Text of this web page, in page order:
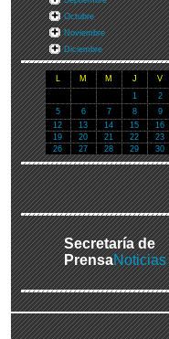
Octubre
Noviembre
Diciembre
L M M J V
1
2
5
6 7 8 9
12
13 14 15 16
19
20 21 22 23
26
27 28 29 30
Secretaría de
PrensaNoticias